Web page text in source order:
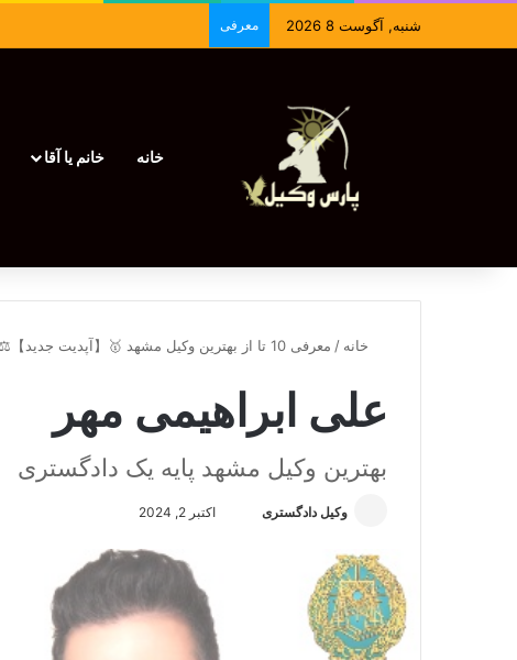
شنبه, آگوست 8 2026 معرفی
خانه خانم یا آقا
خانه / معرفی 10 تا از بهترین وکیل مشهد 🥇【آپدیت جدید】⚖️
علی ابراهیمی مهر
بهترین وکیل مشهد پایه یک دادگستری
وکیل دادگستری اکتبر 2, 2024